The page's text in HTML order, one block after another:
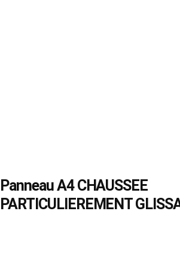
Panneau A4 CHAUSSEE
PARTICULIEREMENT